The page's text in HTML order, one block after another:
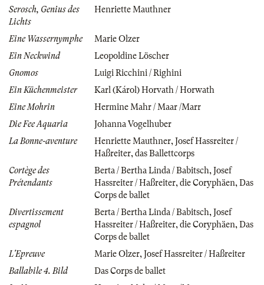
Serosch, Genius des
Lichts
Henriette Mauthner
Eine Wassernymphe
Marie Olzer
Ein Neckwind
Leopoldine Löscher
Gnomos
Luigi Ricchini / Righini
Ein Küchenmeister
Karl (Károl) Horvath / Horwath
Eine Mohrin
Hermine Mahr / Maar /Marr
Die Fee Aquaria
Johanna Vogelhuber
La Bonne-aventure
Henriette Mauthner,Josef Hassreiter /
Haßreiter,das Ballettcorps
Cortège des
Prétendants
Berta / Bertha Linda / Babitsch,Josef
Hassreiter / Haßreiter,die Coryphäen,Das
Corps de ballet
Divertissement
espagnol
Berta / Bertha Linda / Babitsch,Josef
Hassreiter / Haßreiter,die Coryphäen,Das
Corps de ballet
L'Epreuve
Marie Olzer,Josef Hassreiter / Haßreiter
Ballabile 4. Bild
Das Corps de ballet